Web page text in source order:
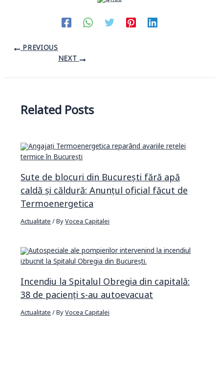
PREVIOUS
NEXT
Related Posts
Sute de blocuri din București fără apă
caldă și căldură: Anunțul oficial făcut de
Termoenergetica
Actualitate/ ByVocea Capitalei
Incendiu la Spitalul Obregia din capitală:
38 de pacienți s-au autoevacuat
Actualitate/ ByVocea Capitalei